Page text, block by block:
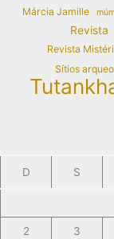
Márcia Jamille
Revista
Revista
Sítios
D S
2 3